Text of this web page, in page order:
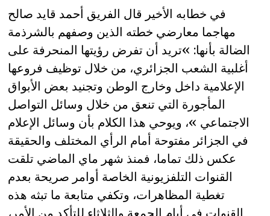
في خطابه الأخير قال الفريق أحمد قايد صالح
مهاجما معارضي خطته الذين وصفهم بالشرذمة
الضالة بأنها: »تريد أن تفرض رؤيتها المنحرفة على
أغلبية الشعب الجزائري، من خلال توظيف فروعها
الإعلامية داخل وخارج الوطن وتجنيد بعض الأبواق
المأجورة التي تنعق من خلال وسائل التواصل
الاجتماعي »، ويوحي هذا الكلام بأن وسائل الإعلام
في الجزائر مفتوحة أمام الرأي المختلف والحقيقة
عكس ذلك تماما، فمنذ شهر ماي الماضي تلقت
القنوات التلفزيونية الخاصة أوامر صريحة بعدم
تغطية المظاهرات، وتكفي متابعة ما تبثه هذه
القنوات في أيام الجمعة والثلاثاء للتأكد من الأمر،